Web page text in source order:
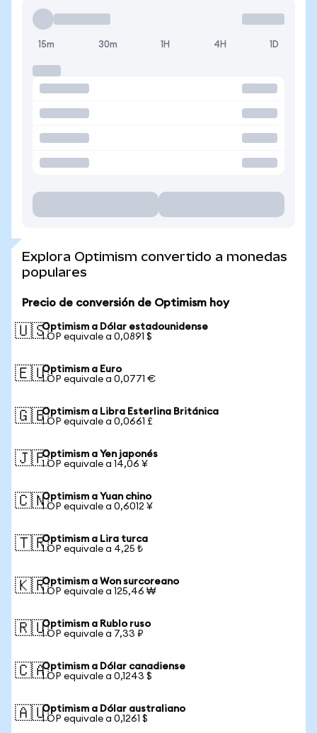
15m 30m 1H 4H 1D
Explora Optimism convertido a monedas
populares
Precio de conversión de Optimism hoy
🇺🇸Optimism a Dólar estadounidense
1 OP equivale a 0,0891 $
🇪🇺Optimism a Euro
1 OP equivale a 0,0771 €
🇬🇧Optimism a Libra Esterlina Británica
1 OP equivale a 0,0661 £
🇯🇵Optimism a Yen japonés
1 OP equivale a 14,06 ¥
🇨🇳Optimism a Yuan chino
1 OP equivale a 0,6012 ¥
🇹🇷Optimism a Lira turca
1 OP equivale a 4,25 ₺
🇰🇷Optimism a Won surcoreano
1 OP equivale a 125,46 ₩
🇷🇺Optimism a Rublo ruso
1 OP equivale a 7,33 ₽
🇨🇦Optimism a Dólar canadiense
1 OP equivale a 0,1243 $
🇦🇺Optimism a Dólar australiano
1 OP equivale a 0,1261 $